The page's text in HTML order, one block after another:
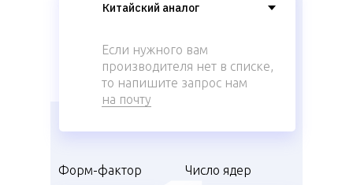
Форм-фактор Число ядер
Если нужного вам
производителя нет в списке,
то напишите запрос нам
на почту